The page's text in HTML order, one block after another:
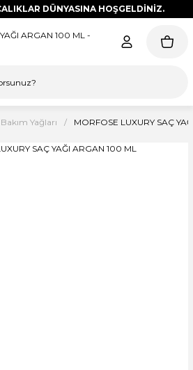
DÜNYASINA HOŞGELDİNİZ.
Bakım Yağları MORFOSE LUXURY SAÇ